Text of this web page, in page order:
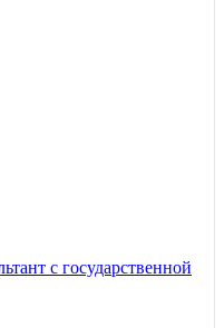
с государственной